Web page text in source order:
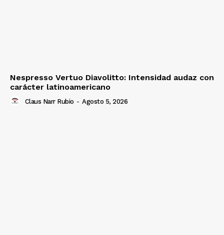
Nespresso Vertuo Diavolitto: Intensidad audaz con
carácter latinoamericano
Claus Narr Rubio - Agosto 5, 2026